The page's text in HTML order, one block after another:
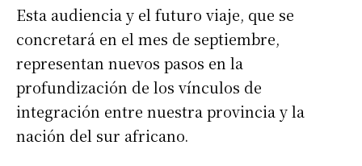
Esta audiencia y el futuro viaje, que se
concretará en el mes de septiembre,
representan nuevos pasos en la
profundización de los vínculos de
integración entre nuestra provincia y la
nación del sur africano.